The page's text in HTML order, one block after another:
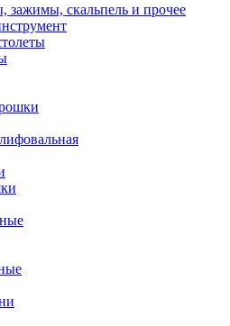
скальпель и прочее